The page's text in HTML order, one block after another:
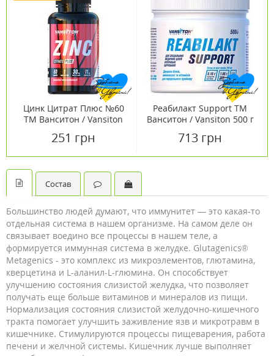
Цинк Цитрат Плюс №60
ТМ Ванситон / Vansiton
251 грн
Реабилакт Support ТМ
Ванситон / Vansiton 500 г
713 грн
Состав
Большинство людей думают, что иммунитет — это какая-то
отдельная система в нашем организме. На самом деле он
связывает воедино все процессы в нашем теле, а
формируется иммунная система в желудке. Glutagenics®
Metagenics - это комплекс из микроэлементов, глютамина,
кверцетина и L-аланил-L-глюмина. Он способствует
улучшению состояния слизистой желудка, что позволяет
получать еще больше витаминов и минералов из пищи.
Нормализация состояния слизистой желудочно-кишечного
тракта помогает улучшить заживление язв и микротравм в
кишечнике. Стимулируются процессы пищеварения, работа
печени и желчной системы. Кишечник лучше выполняет